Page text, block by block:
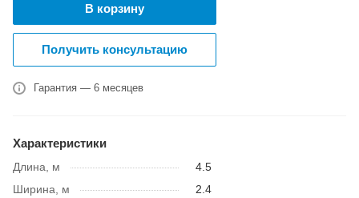
В корзину
Получить консультацию
Гарантия — 6 месяцев
Характеристики
Длина, м
4.5
Ширина, м
2.4